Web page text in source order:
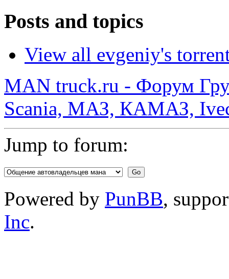
Posts and topics
View all evgeniy's
MAN truck.ru - Форум
Scania, МАЗ, КАМАЗ,
Jump to forum:
Powered by PunBB,
Inc.